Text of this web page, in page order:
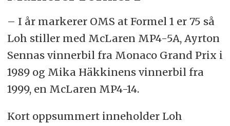
– I år markerer OMS at Formel 1 er 75 så
Loh stiller med McLaren MP4-5A, Ayrton
Sennas vinnerbil fra Monaco Grand Prix i
1989 og Mika Häkkinens vinnerbil fra
1999, en McLaren MP4-14.
Kort oppsummert inneholder Loh